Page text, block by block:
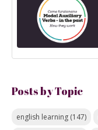
Posts by Topic
english learning (147)